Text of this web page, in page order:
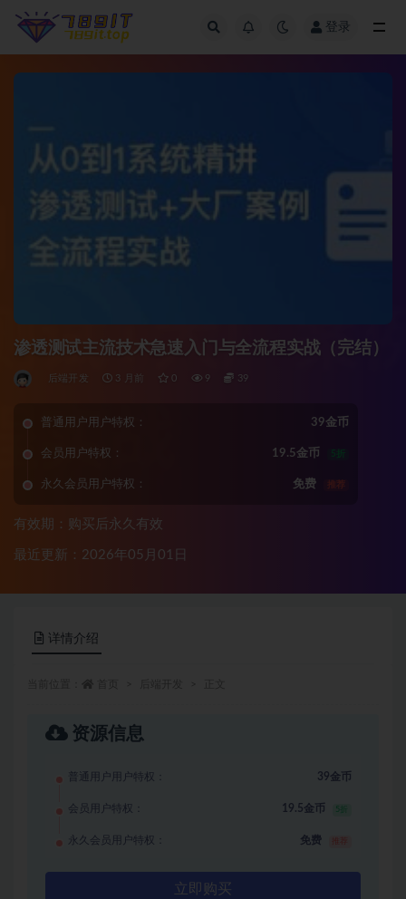
登录
渗透测试主流技术急速入门与全流程实战（完结）
后端开发 3 月前 0 9 39
普通用户用户特权： 39金币
会员用户特权： 19.5金币 5折
永久会员用户特权： 免费 推荐
有效期：购买后永久有效
最近更新：2026年05月01日
详情介绍
资源信息
普通用户用户特权： 39金币
会员用户特权： 19.5金币 5折
永久会员用户特权： 免费
立即购买